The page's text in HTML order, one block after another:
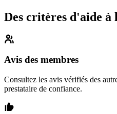
Des critères d'aide à
Avis des membres
Consultez les avis vérifiés des
prestataire de confiance.